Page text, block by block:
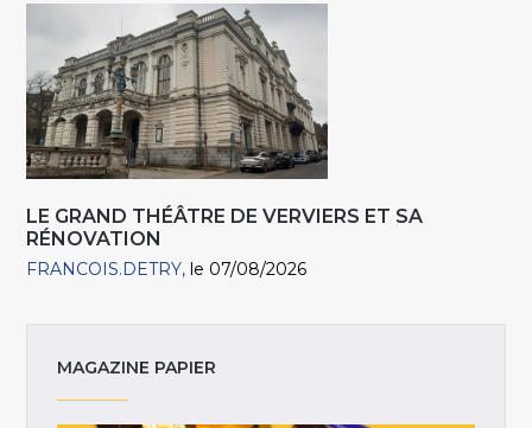
LE GRAND THÉÂTRE DE VERVIERS ET SA
RÉNOVATION
FRANCOIS.DETRY le 07/08/2026
MAGAZINE PAPIER